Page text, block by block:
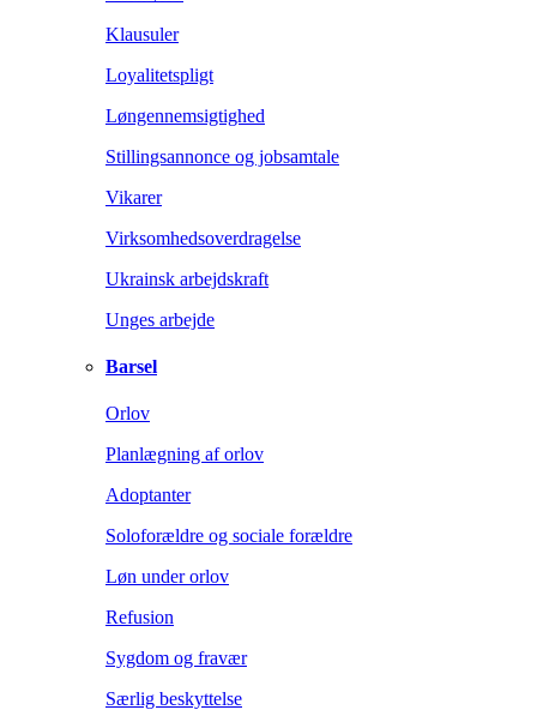
Klausuler
Loyalitetspligt
Løngennemsigtighed
Stillingsannonce og jobsamtale
Vikarer
Virksomhedsoverdragelse
Ukrainsk arbejdskraft
Unges arbejde
Barsel
Orlov
Planlægning af orlov
Adoptanter
Soloforældre og sociale forældre
Løn under orlov
Refusion
Sygdom og fravær
Særlig beskyttelse